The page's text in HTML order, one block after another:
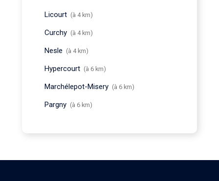
Licourt (à 4 km)
Curchy (à 4 km)
Nesle (à 4 km)
Hypercourt (à 6 km)
Marchélepot-Misery (à 6 km)
Pargny (à 6 km)